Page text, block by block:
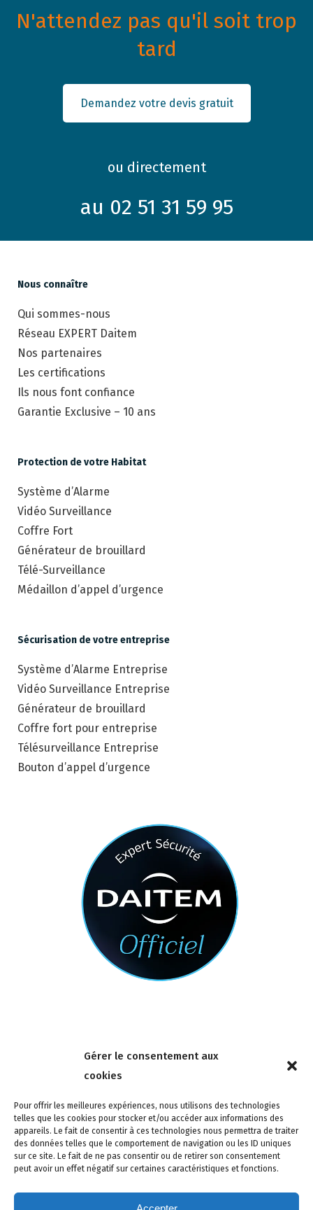
Gérer le consentement aux
cookies
Pour offrir les meilleures expériences, nous utilisons des technologies
telles que les cookies pour stocker et/ou accéder aux informations des
appareils. Le fait de consentir à ces technologies nous permettra de traiter
des données telles que le comportement de navigation ou les ID uniques
sur ce site. Le fait de ne pas consentir ou de retirer son consentement
peut avoir un effet négatif sur certaines caractéristiques et fonctions.
N'attendez pas qu'il soit trop
tard
Demandez votre devis gratuit
ou directement
au 02 51 31 59 95
Nous connaître
Qui sommes-nous
Réseau EXPERT Daitem
Nos partenaires
Les certifications
Ils nous font confiance
Garantie Exclusive – 10 ans
Protection de votre Habitat
Système d’Alarme
Vidéo Surveillance
Coffre Fort
Générateur de brouillard
Télé-Surveillance
Médaillon d’appel d’urgence
Sécurisation de votre entreprise
Système d’Alarme Entreprise
Vidéo Surveillance Entreprise
Générateur de brouillard
Coffre fort pour entreprise
Télésurveillance Entreprise
Bouton d’appel d’urgence
4 rue de la Tour 85150 Les Achards